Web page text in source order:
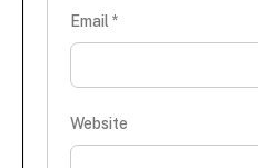
Email *
Website